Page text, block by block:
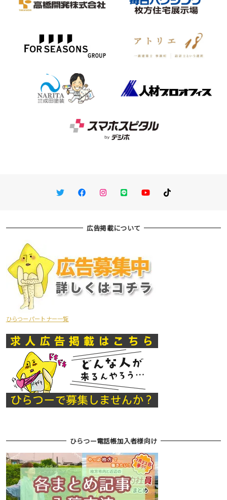
TwitterFacebookInstagram
LINE You TubeTikTok
広告掲載について
ひらつーパートナー一覧
ひらつー電話帳加入者様向け